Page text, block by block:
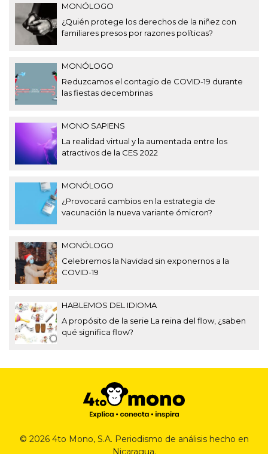
MONÓLOGO
¿Quién protege los derechos de la niñez con
familiares presos por razones políticas?
MONÓLOGO
Reduzcamos el contagio de COVID-19 durante
las fiestas decembrinas
MONO SAPIENS
La realidad virtual y la aumentada entre los
atractivos de la CES 2022
MONÓLOGO
¿Provocará cambios en la estrategia de
vacunación la nueva variante ómicron?
MONÓLOGO
Celebremos la Navidad sin exponernos a la
COVID-19
HABLEMOS DEL IDIOMA
A propósito de la serie La reina del flow, ¿saben
qué significa flow?
© 2026 4to Mono, S.A. Periodismo de análisis hecho en
Nicaragua.